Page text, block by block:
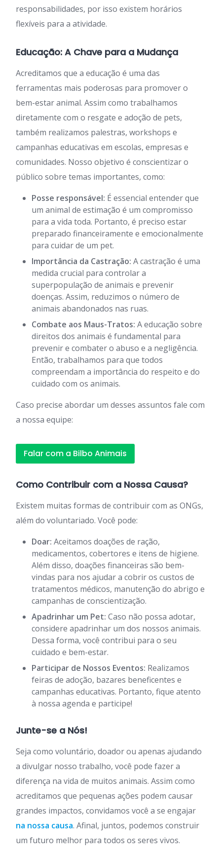
responsabilidades, por isso existem horários
flexíveis para a atividade.
Educação: A Chave para a Mudança
Acreditamos que a educação é uma das
ferramentas mais poderosas para promover o
bem-estar animal. Assim como trabalhamos
diretamente com o resgate e adoção de pets,
também realizamos palestras, workshops e
campanhas educativas em escolas, empresas e
comunidades. Nosso objetivo é conscientizar o
público sobre temas importantes, como:
Posse responsável: É essencial entender que
um animal de estimação é um compromisso
para a vida toda. Portanto, é preciso estar
preparado financeiramente e emocionalmente
para cuidar de um pet.
Importância da Castração: A castração é uma
medida crucial para controlar a
superpopulação de animais e prevenir
doenças. Assim, reduzimos o número de
animais abandonados nas ruas.
Combate aos Maus-Tratos: A educação sobre
direitos dos animais é fundamental para
prevenir e combater o abuso e a negligência.
Então, trabalhamos para que todos
compreendam a importância do respeito e do
cuidado com os animais.
Caso precise abordar um desses assuntos fale com
a nossa equipe:
Falar com a Bilbo Animais
Como Contribuir com a Nossa Causa?
Existem muitas formas de contribuir com as ONGs,
além do voluntariado. Você pode:
Doar: Aceitamos doações de ração,
medicamentos, cobertores e itens de higiene.
Além disso, doações financeiras são bem-
vindas para nos ajudar a cobrir os custos de
tratamentos médicos, manutenção do abrigo e
campanhas de conscientização.
Apadrinhar um Pet: Caso não possa adotar,
considere apadrinhar um dos nossos animais.
Dessa forma, você contribui para o seu
cuidado e bem-estar.
Participar de Nossos Eventos: Realizamos
feiras de adoção, bazares beneficentes e
campanhas educativas. Portanto, fique atento
à nossa agenda e participe!
Junte-se a Nós!
Seja como voluntário, doador ou apenas ajudando
a divulgar nosso trabalho, você pode fazer a
diferença na vida de muitos animais. Assim como
acreditamos que pequenas ações podem causar
grandes impactos, convidamos você a se engajar
na nossa causa. Afinal, juntos, podemos construir
um futuro melhor para todos os seres vivos.